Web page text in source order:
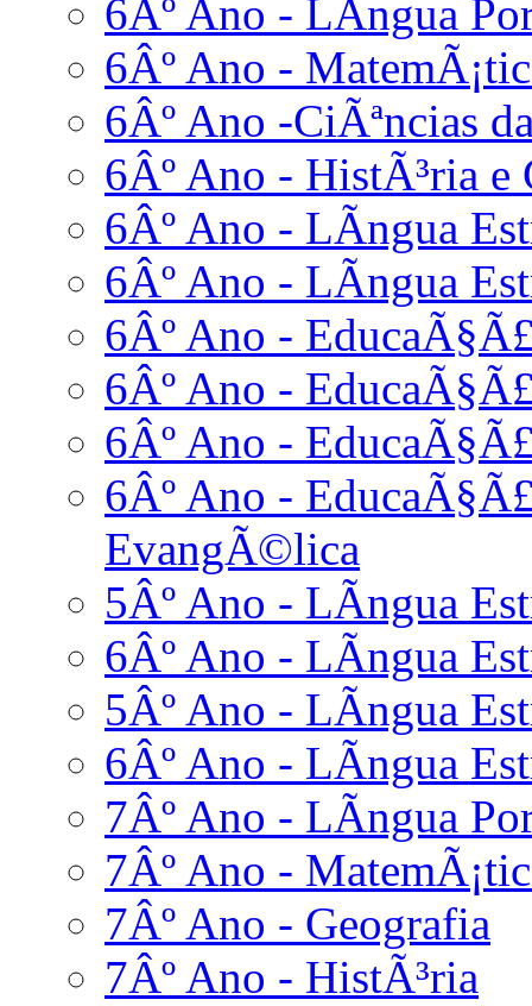
6Âº Ano - LÃ­ngua
6Âº Ano -
6Âº Ano -CiÃªncias
6Âº Ano - HistÃ³ria e
6Âº Ano - LÃ­ngua
6Âº Ano - LÃ­ngua
6Âº Ano -
6Âº Ano -
6Âº Ano -
6Âº Ano -
EvangÃ©lica
5Âº Ano - LÃ­ngua
6Âº Ano - LÃ­ngua
5Âº Ano - LÃ­ngua
6Âº Ano - LÃ­ngua
7Âº Ano - LÃ­ngua
7Âº Ano -
7Âº Ano - Geografia
7Âº Ano - HistÃ³ria